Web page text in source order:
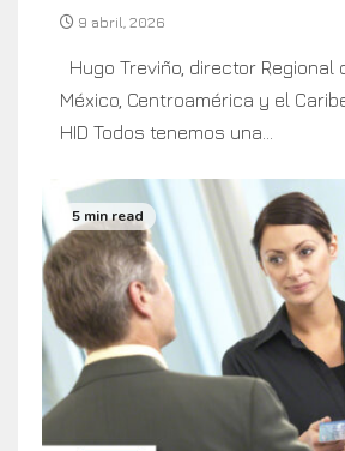
9 abril, 2026
Hugo Treviño, director Regional
México, Centroamérica y el
HID Todos tenemos una...
5 min read